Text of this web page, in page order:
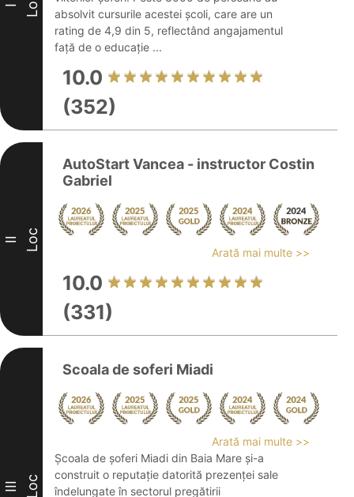
I
absolvit cursurile acestei școli, care are un
rating de 4,9 din 5, reflectând angajamentul
față de o educație ...
10.0
(352)
II Loc
AutoStart Vancea - instructor Costin
Gabriel
Arată mai multe >>
10.0
(331)
III Loc
Scoala de soferi Miadi
Arată mai multe >>
Școala de șoferi Miadi din Baia Mare și-a
construit o reputație datorită prezenței sale
îndelungate în sectorul pregătirii